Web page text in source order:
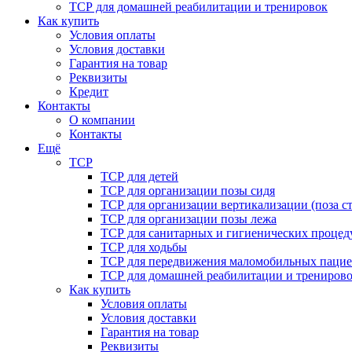
ТСР для домашней реабилитации и тренировок
Как купить
Условия оплаты
Условия доставки
Гарантия на товар
Реквизиты
Кредит
Контакты
О компании
Контакты
Ещё
ТСР
ТСР для детей
ТСР для организации позы сидя
ТСР для организации вертикализации (поза
ТСР для организации позы лежа
ТСР для санитарных и гигиенических
ТСР для ходьбы
ТСР для передвижения маломобильных
ТСР для домашней реабилитации и
Как купить
Условия оплаты
Условия доставки
Гарантия на товар
Реквизиты